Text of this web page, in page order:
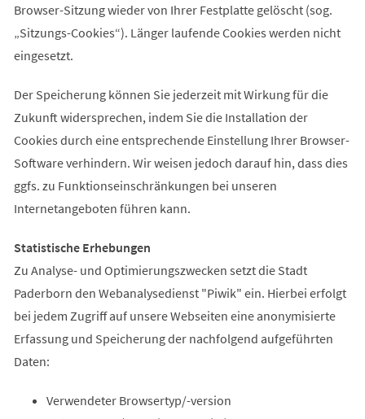
Browser-Sitzung wieder von Ihrer Festplatte gelöscht (sog.
„Sitzungs-Cookies“). Länger laufende Cookies werden nicht
eingesetzt.
Der Speicherung können Sie jederzeit mit Wirkung für die
Zukunft widersprechen, indem Sie die Installation der
Cookies durch eine entsprechende Einstellung Ihrer Browser-
Software verhindern. Wir weisen jedoch darauf hin, dass dies
ggfs. zu Funktionseinschränkungen bei unseren
Internetangeboten führen kann.
Statistische Erhebungen
Zu Analyse- und Optimierungszwecken setzt die Stadt
Paderborn den Webanalysedienst "Piwik" ein. Hierbei erfolgt
bei jedem Zugriff auf unsere Webseiten eine anonymisierte
Erfassung und Speicherung der nachfolgend aufgeführten
Daten:
Verwendeter Browsertyp/-version